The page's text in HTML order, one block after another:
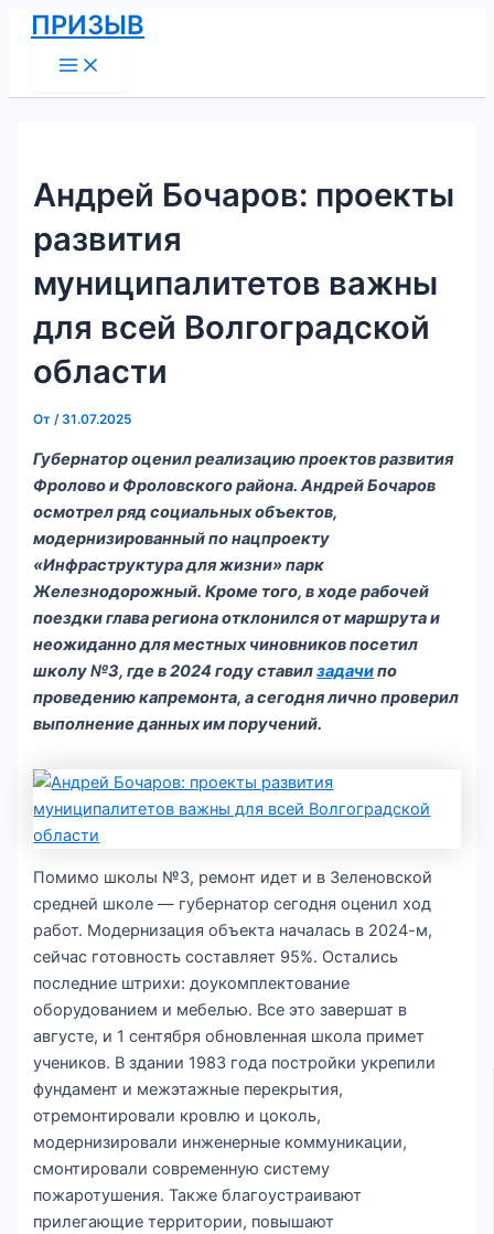
Перейти
содержимому
ПРИЗЫВ
Menu
Андрей Бочаров: проекты
развития
муниципалитетов важны
для всей Волгоградской
области
От/31.07.2025
Губернатор оценил реализацию проектов развития
Фролово и Фроловского района. Андрей Бочаров
осмотрел ряд социальных объектов,
модернизированный по нацпроекту
«Инфраструктура для жизни» парк
Железнодорожный. Кроме того, в ходе рабочей
поездки глава региона отклонился от маршрута и
неожиданно для местных чиновников посетил
школу №3, где в 2024 году ставилзадачипо
проведению капремонта, а сегодня лично проверил
выполнение данных им поручений.
Помимо школы №3, ремонт идет и в Зеленовской
средней школе — губернатор сегодня оценил ход
работ. Модернизация объекта началась в 2024-м,
сейчас готовность составляет 95%. Остались
последние штрихи: доукомплектование
оборудованием и мебелью. Все это завершат в
августе, и 1 сентября обновленная школа примет
учеников. В здании 1983 года постройки укрепили
фундамент и межэтажные перекрытия,
отремонтировали кровлю и цоколь,
модернизировали инженерные коммуникации,
смонтировали современную систему
пожаротушения. Также благоустраивают
прилегающие территории, повышают
Навигация
по
записям